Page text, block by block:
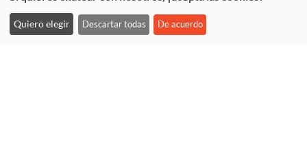
Quiero elegir Descartar todas De acuerdo